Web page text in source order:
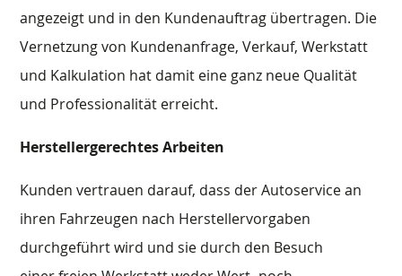
angezeigt und in den Kundenauftrag übertragen. Die
Vernetzung von Kundenanfrage, Verkauf, Werkstatt
und Kalkulation hat damit eine ganz neue Qualität
und Professionalität erreicht.
Herstellergerechtes Arbeiten
Kunden vertrauen darauf, dass der Autoservice an
ihren Fahrzeugen nach Herstellervorgaben
durchgeführt wird und sie durch den Besuch